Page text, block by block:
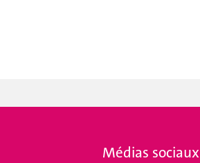
Médias sociaux